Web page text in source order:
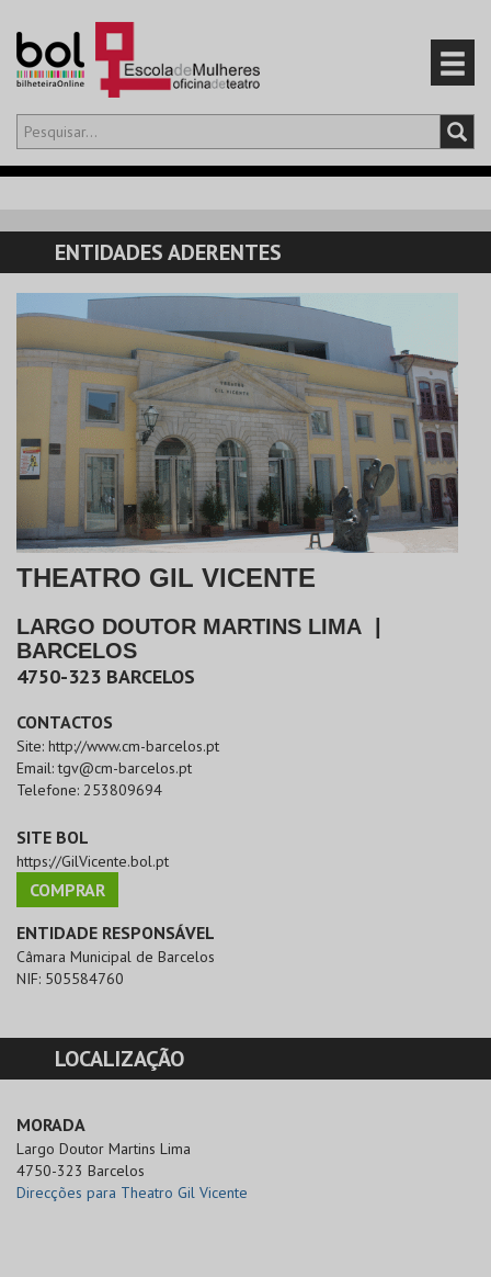
Olá,iniciar sessão
CARRINHO
EVENTOS
CARTÕES
PRODUTOS
ENTIDADES ADERENTES
THEATRO GIL VICENTE
LARGO DOUTOR MARTINS LIMA
BARCELOS
4750-323 BARCELOS
CONTACTOS
Site: http://www.cm-barcelos.pt
Email:tgv@cm-barcelos.pt
Telefone: 253809694
SITE BOL
https://GilVicente.bol.pt
COMPRAR
ENTIDADE RESPONSÁVEL
Câmara Municipal de Barcelos
NIF: 505584760
LOCALIZAÇÃO
MORADA
Largo Doutor Martins Lima
4750-323 Barcelos
Direcções para Theatro Gil Vicente